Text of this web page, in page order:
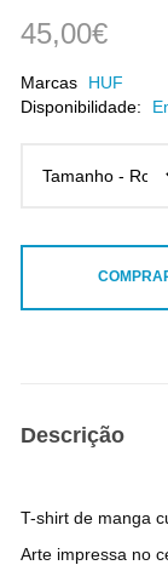
45,00€
Marcas
HUF
Disponibilidade:
Descrição
T-shirt de manga
Arte impressa no